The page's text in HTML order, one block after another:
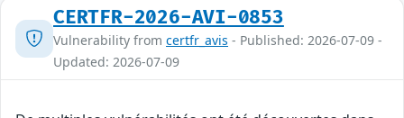
CERTFR-2026-AVI-0853
Vulnerability from certfr_avis - Published: 2026-07-09 -
Updated: 2026-07-09